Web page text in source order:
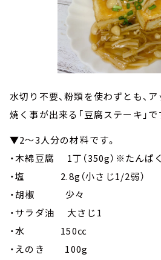
水切り不要、粉類を使わずとも、
焼く事が出来る「豆腐ステーキ」で
▼2～3人分の材料です。
・木綿豆腐 1丁（350g）※たんぱ
・塩 2.8g（小さじ1/2弱）
・胡椒 少々
・サラダ油 大さじ1
・水 150㏄
・えのき 100g